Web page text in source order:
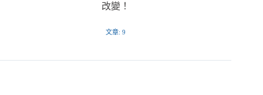
改變！
文章: 9